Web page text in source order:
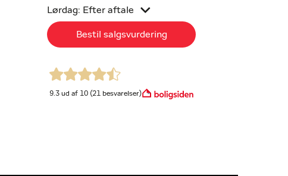
Lørdag: Efter aftale
Bestil salgsvurdering
9.3 ud af 10 (21 besvarelser)